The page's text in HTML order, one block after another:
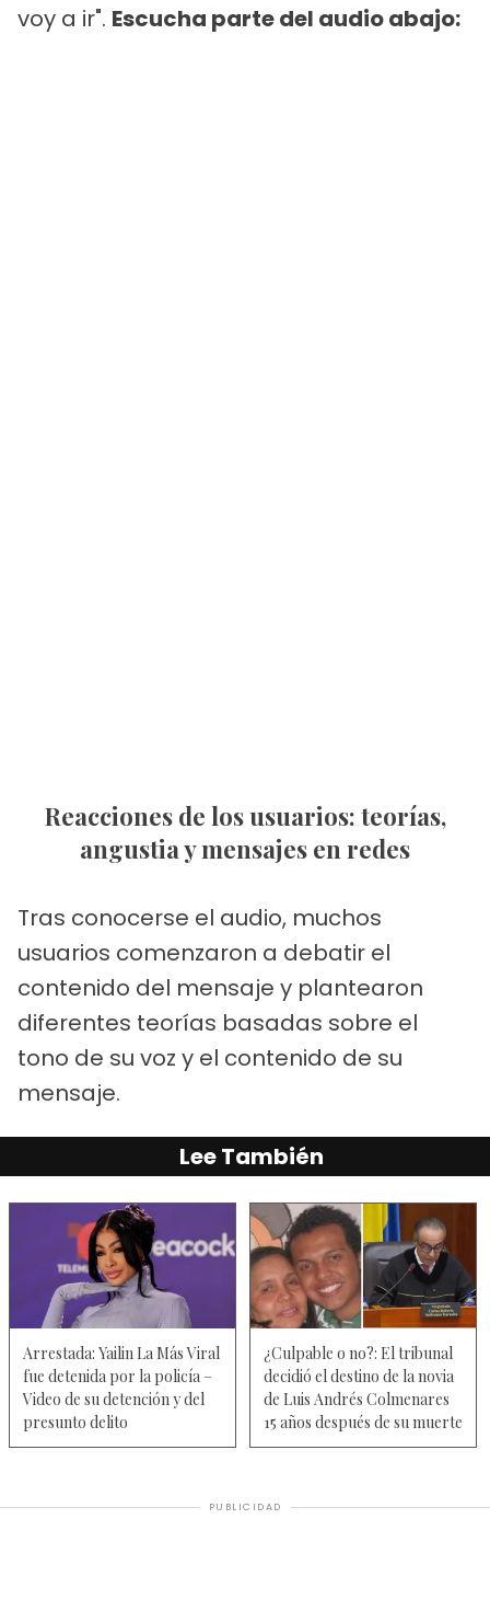
voy a ir". Escucha parte del audio abajo:
Reacciones de los usuarios: teorías,
angustia y mensajes en redes
Tras conocerse el audio, muchos
usuarios comenzaron a debatir el
contenido del mensaje y plantearon
diferentes teorías basadas sobre el
tono de su voz y el contenido de su
mensaje.
Lee También
Arrestada: Yailin La Más Viral
fue detenida por la policía –
Video de su detención y del
presunto delito
¿Culpable o no?: El tribunal
decidió el destino de la novia
de Luis Andrés Colmenares
15 años después de su muerte
PUBLICIDAD